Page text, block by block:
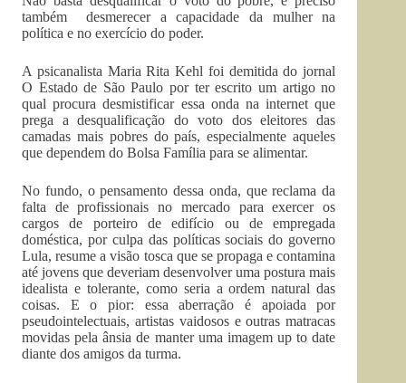
também desmerecer a capacidade da mulher na
política e no exercício do poder.
A psicanalista Maria Rita Kehl foi demitida do jornal
O Estado de São Paulo por ter escrito um artigo no
qual procura desmistificar essa onda na internet que
prega a desqualificação do voto dos eleitores das
camadas mais pobres do país, especialmente aqueles
que dependem do Bolsa Família para se alimentar.
No fundo, o pensamento dessa onda, que reclama da
falta de profissionais no mercado para exercer os
cargos de porteiro de edifício ou de empregada
doméstica, por culpa das políticas sociais do governo
Lula, resume a visão tosca que se propaga e contamina
até jovens que deveriam desenvolver uma postura mais
idealista e tolerante, como seria a ordem natural das
coisas. E o pior: essa aberração é apoiada por
pseudointelectuais, artistas vaidosos e outras matracas
movidas pela ânsia de manter uma imagem up to date
diante dos amigos da turma.